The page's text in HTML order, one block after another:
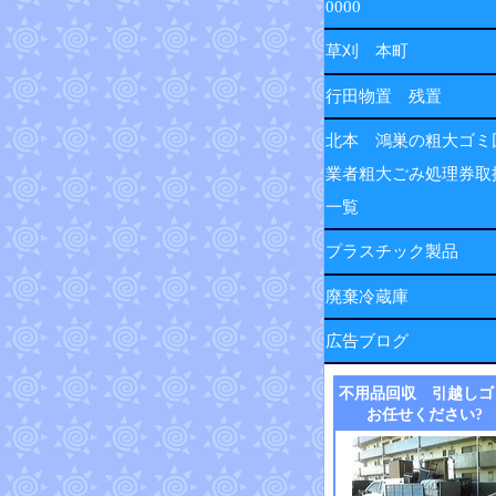
0000
草刈 本町
行田物置 残置
北本 鴻巣の粗大ゴミ
業者粗大ごみ処理券取
一覧
プラスチック製品
廃棄冷蔵庫
広告ブログ
不用品回収 引越しゴ
お任せください?